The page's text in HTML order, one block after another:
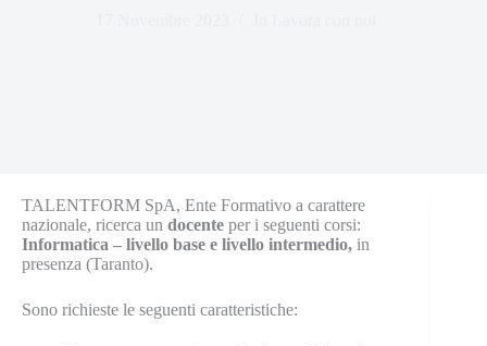
TALENTFORM SpA, Ente Formativo a carattere
nazionale, ricerca un docente per i seguenti corsi:
Informatica – livello base e livello intermedio, in
presenza (Taranto).
Sono richieste le seguenti caratteristiche: